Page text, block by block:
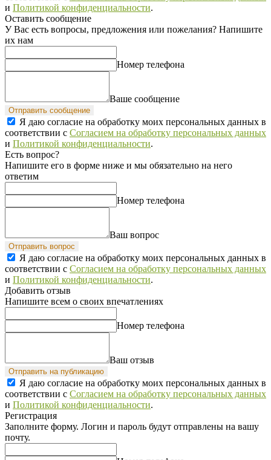
и Политикой конфиденциальности.
Оставить сообщение
У Вас есть вопросы, предложения или пожелания? Напишите
их нам
Номер телефона
Ваше сообщение
Отправить сообщение
Я даю согласие на обработку моих персональных данных в
соответствии с Согласием на обработку персональных данных
и Политикой конфиденциальности.
Есть вопрос?
Напишите его в форме ниже и мы обязательно на него
ответим
Номер телефона
Ваш вопрос
Отправить вопрос
Я даю согласие на обработку моих персональных данных в
соответствии с Согласием на обработку персональных данных
и Политикой конфиденциальности.
Добавить отзыв
Напишите всем о своих впечатлениях
Номер телефона
Ваш отзыв
Отправить на публикацию
Я даю согласие на обработку моих персональных данных в
соответствии с Согласием на обработку персональных данных
и Политикой конфиденциальности.
Регистрация
Заполните форму. Логин и пароль будут отправлены на вашу
почту.